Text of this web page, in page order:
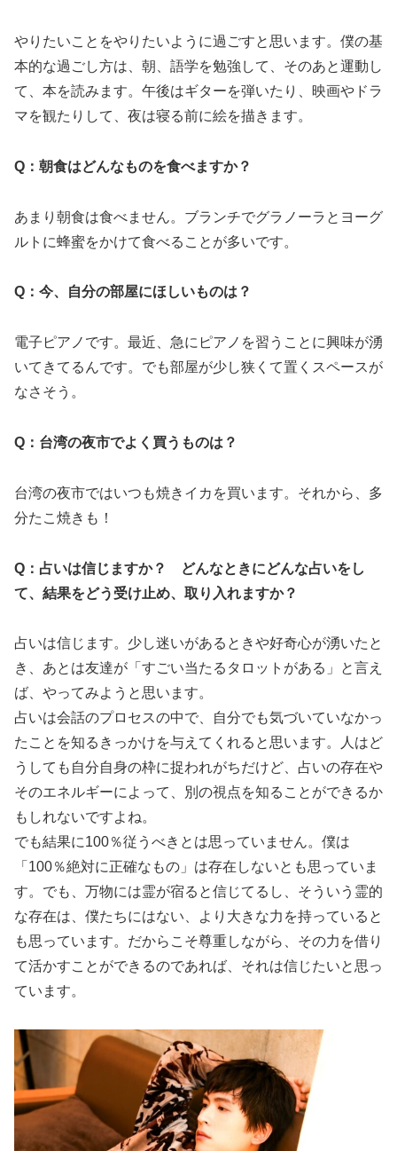
やりたいことをやりたいように過ごすと思います。僕の基
本的な過ごし方は、朝、語学を勉強して、そのあと運動し
て、本を読みます。午後はギターを弾いたり、映画やドラ
マを観たりして、夜は寝る前に絵を描きます。
Q：朝食はどんなものを食べますか？
あまり朝食は食べません。ブランチでグラノーラとヨーグ
ルトに蜂蜜をかけて食べることが多いです。
Q：今、自分の部屋にほしいものは？
電子ピアノです。最近、急にピアノを習うことに興味が湧
いてきてるんです。でも部屋が少し狭くて置くスペースが
なさそう。
Q：台湾の夜市でよく買うものは？
台湾の夜市ではいつも焼きイカを買います。それから、多
分たこ焼きも！
Q：占いは信じますか？ どんなときにどんな占いをし
て、結果をどう受け止め、取り入れますか？
占いは信じます。少し迷いがあるときや好奇心が湧いたと
き、あとは友達が「すごい当たるタロットがある」と言え
ば、やってみようと思います。
占いは会話のプロセスの中で、自分でも気づいていなかっ
たことを知るきっかけを与えてくれると思います。人はど
うしても自分自身の枠に捉われがちだけど、占いの存在や
そのエネルギーによって、別の視点を知ることができるか
もしれないですよね。
でも結果に100％従うべきとは思っていません。僕は
「100％絶対に正確なもの」は存在しないとも思っていま
す。でも、万物には霊が宿ると信じてるし、そういう霊的
な存在は、僕たちにはない、より大きな力を持っていると
も思っています。だからこそ尊重しながら、その力を借り
て活かすことができるのであれば、それは信じたいと思っ
ています。